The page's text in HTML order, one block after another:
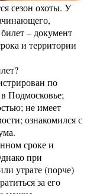
сезон охоты. У
– документ
и территории
по
Подмосковье;
не имеет
ознакомился с
сроке и
при
утрате (порче)
за его